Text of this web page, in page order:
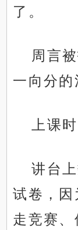
了。
周言
一向分的
上课
讲台
试卷，
走竞赛